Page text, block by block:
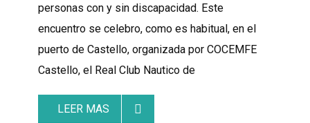
personas con y sin discapacidad. Este
encuentro se celebro, como es habitual, en el
puerto de Castello, organizada por COCEMFE
Castello, el Real Club Nautico de
LEER MAS